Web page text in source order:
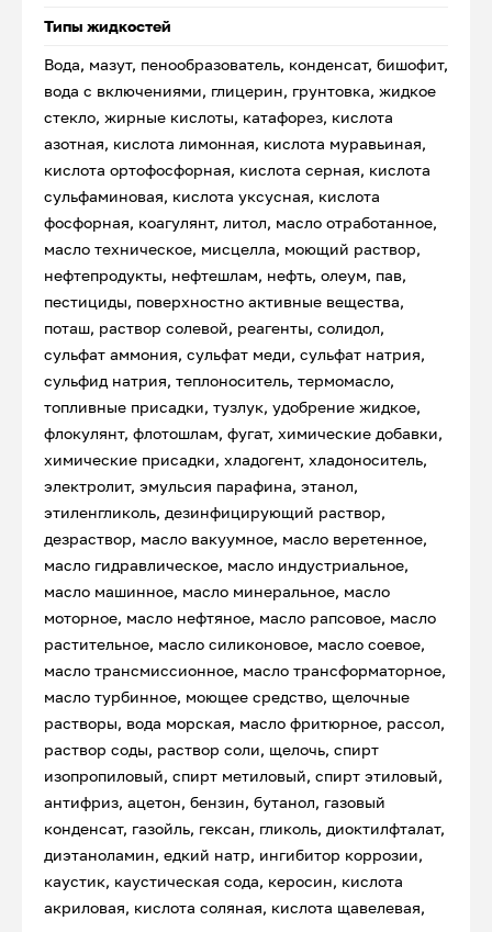
Типы жидкостей
Вода, мазут, пенообразователь, конденсат, бишофит,
вода с включениями, глицерин, грунтовка, жидкое
стекло, жирные кислоты, катафорез, кислота
азотная, кислота лимонная, кислота муравьиная,
кислота ортофосфорная, кислота серная, кислота
сульфаминовая, кислота уксусная, кислота
фосфорная, коагулянт, литол, масло отработанное,
масло техническое, мисцелла, моющий раствор,
нефтепродукты, нефтешлам, нефть, олеум, пав,
пестициды, поверхностно активные вещества,
поташ, раствор солевой, реагенты, солидол,
сульфат аммония, сульфат меди, сульфат натрия,
сульфид натрия, теплоноситель, термомасло,
топливные присадки, тузлук, удобрение жидкое,
флокулянт, флотошлам, фугат, химические добавки,
химические присадки, хладогент, хладоноситель,
электролит, эмульсия парафина, этанол,
этиленгликоль, дезинфицирующий раствор,
дезраствор, масло вакуумное, масло веретенное,
масло гидравлическое, масло индустриальное,
масло машинное, масло минеральное, масло
моторное, масло нефтяное, масло рапсовое, масло
растительное, масло силиконовое, масло соевое,
масло трансмиссионное, масло трансформаторное,
масло турбинное, моющее средство, щелочные
растворы, вода морская, масло фритюрное, рассол,
раствор соды, раствор соли, щелочь, спирт
изопропиловый, спирт метиловый, спирт этиловый,
антифриз, ацетон, бензин, бутанол, газовый
конденсат, газойль, гексан, гликоль, диоктилфталат,
диэтаноламин, едкий натр, ингибитор коррозии,
каустик, каустическая сода, керосин, кислота
акриловая, кислота соляная, кислота щавелевая,